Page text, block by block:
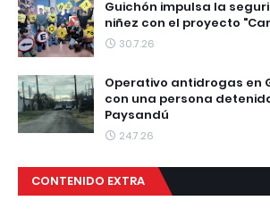
Guichón impulsa la
niñez con el proyecto
30.7.26
Operativo antidrogas en
con una persona
Paysandú
24.7.26
CONTENIDO EXTRA